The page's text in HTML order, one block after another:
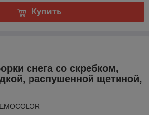
Купить
снега со скребком,
распушенной щетиной,